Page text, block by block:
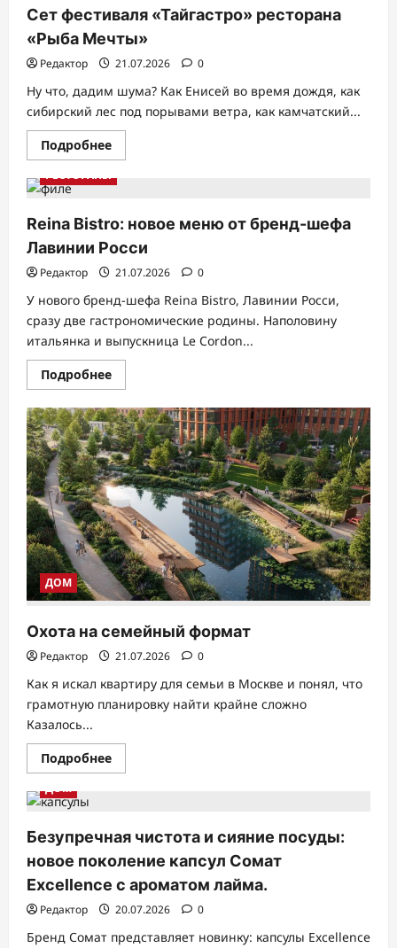
в
Москве
потратили
35,3
млрд
рублей
Сет фестиваля «Тайгастро» ресторана
«Рыба Мечты»
Редактор 21.07.2026 0
Ну что, дадим шума? Как Енисей во время дождя, как
сибирский лес под порывами ветра, как камчатский...
ПодробнееПрочитать
больше
Сет
ресторана
«Рыба
Мечты»
РЕСТОРАНЫ
Reina Bistro: новое меню от бренд-шефа
Лавинии Росси
Редактор 21.07.2026 0
У нового бренд-шефа Reina Bistro, Лавинии Росси,
сразу две гастрономические родины. Наполовину
итальянка и выпускница Le Cordon...
ПодробнееПрочитать
больше
Reina
Bistro:
новое
меню
от
бренд-
шефа
Лавинии
Росси
ДОМ
Охота на семейный формат
Редактор 21.07.2026 0
Как я искал квартиру для семьи в Москве и понял, что
грамотную планировку найти крайне сложно
Казалось...
ПодробнееПрочитать
больше
формат
ДОМ
Безупречная чистота и сияние посуды:
новое поколение капсул Сомат
Excellence с ароматом лайма.
Редактор 20.07.2026 0
Бренд Сомат представляет новинку: капсулы Excellence